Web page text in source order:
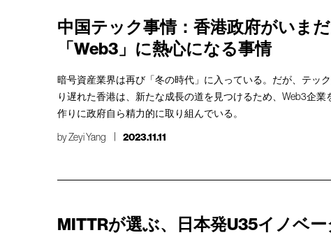
中国テック事情：香港政府がいま
「Web3」に熱心になる事情
暗号資産業界は再び「冬の時代」に入っている。だが、テッ
り遅れた香港は、新たな成長の道を見つけるため、Web3企業
作りに政府自ら精力的に取り組んでいる。
byZeyi Yang 2023.11.11
MITTRが選ぶ、日本発U35イノベ